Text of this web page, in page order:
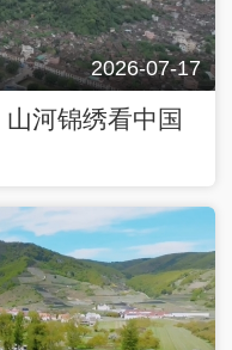
2026-07-17
山河锦绣看中国